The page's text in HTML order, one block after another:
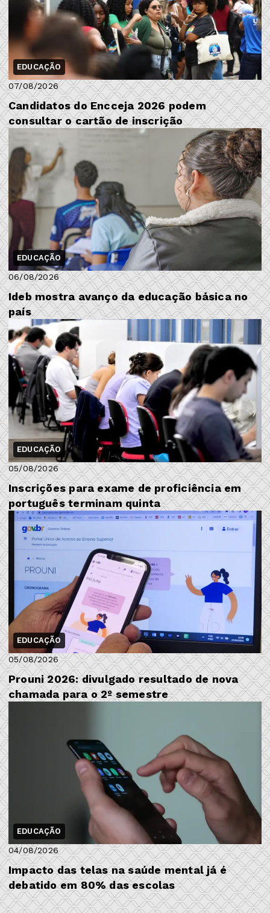
EDUCAÇÃO
07/08/2026
Candidatos do Encceja 2026 podem
consultar o cartão de inscrição
EDUCAÇÃO
06/08/2026
Ideb mostra avanço da educação básica no
país
EDUCAÇÃO
05/08/2026
Inscrições para exame de proficiência em
português terminam quinta
EDUCAÇÃO
05/08/2026
Prouni 2026: divulgado resultado de nova
chamada para o 2º semestre
EDUCAÇÃO
04/08/2026
Impacto das telas na saúde mental já é
debatido em 80% das escolas